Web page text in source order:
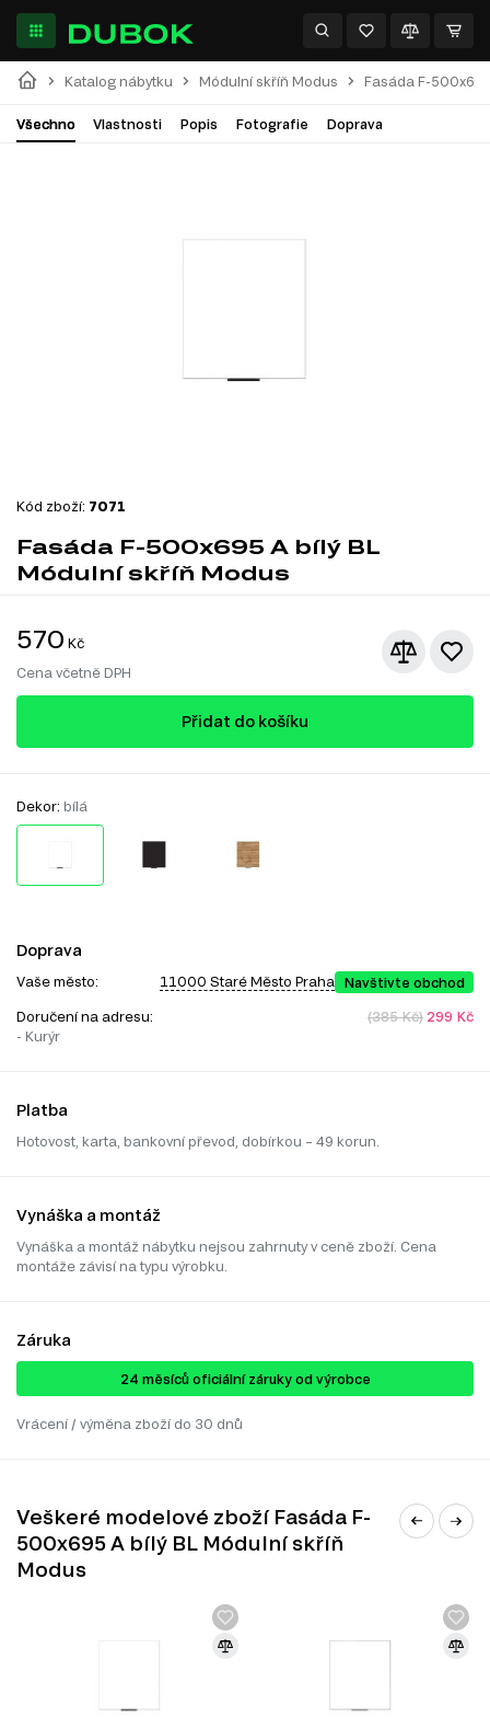
Katalog nábytku Módulní skříň Modus Fasáda F-
Všechno Vlastnosti Popis Fotografie Doprava
Kód zboží: 7071
Fasáda F-500x695 A bílý BL
Módulní skříň Modus
570 Kč
Cena včetně DPH
Přidat do košíku
Dekor: bílá
Doprava
Vaše město: 11000 Staré Město Praha Navštivte obchod
Doručení na adresu:
- Kurýr
(385 Kč) 299 Kč
Platba
Hotovost, karta, bankovní převod, dobírkou – 49 korun.
Vynáška a montáž
Vynáška a montáž nábytku nejsou zahrnuty v ceně zboží. Cena
montáže závisí na typu výrobku.
Záruka
24 ​​​​měsíců oficiální záruky od výrobce
Vrácení / výměna zboží do 30 dnů
Veškeré modelové zboží Fasáda F-
500x695 A bílý BL Módulní skříň
Modus